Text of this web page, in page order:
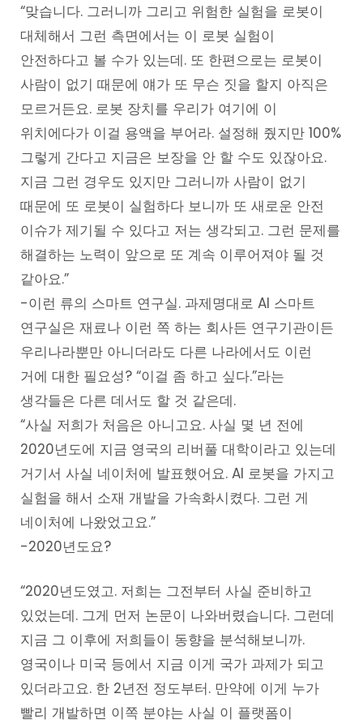
“맞습니다. 그러니까 그리고 위험한 실험을 로봇이
대체해서 그런 측면에서는 이 로봇 실험이
안전하다고 볼 수가 있는데. 또 한편으로는 로봇이
사람이 없기 때문에 얘가 또 무슨 짓을 할지 아직은
모르거든요. 로봇 장치를 우리가 여기에 이
위치에다가 이걸 용액을 부어라. 설정해 줬지만 100%
그렇게 간다고 지금은 보장을 안 할 수도 있잖아요.
지금 그런 경우도 있지만 그러니까 사람이 없기
때문에 또 로봇이 실험하다 보니까 또 새로운 안전
이슈가 제기될 수 있다고 저는 생각되고. 그런 문제를
해결하는 노력이 앞으로 또 계속 이루어져야 될 것
같아요.”
-이런 류의 스마트 연구실. 과제명대로 AI 스마트
연구실은 재료나 이런 쪽 하는 회사든 연구기관이든
우리나라뿐만 아니더라도 다른 나라에서도 이런
거에 대한 필요성? “이걸 좀 하고 싶다.”라는
생각들은 다른 데서도 할 것 같은데.
“사실 저희가 처음은 아니고요. 사실 몇 년 전에
2020년도에 지금 영국의 리버풀 대학이라고 있는데
거기서 사실 네이처에 발표했어요. AI 로봇을 가지고
실험을 해서 소재 개발을 가속화시켰다. 그런 게
네이처에 나왔었고요.”
-2020년도요?
“2020년도였고. 저희는 그전부터 사실 준비하고
있었는데. 그게 먼저 논문이 나와버렸습니다. 그런데
지금 그 이후에 저희들이 동향을 분석해보니까.
영국이나 미국 등에서 지금 이게 국가 과제가 되고
있더라고요. 한 2년전 정도부터. 만약에 이게 누가
빨리 개발하면 이쪽 분야는 사실 이 플랫폼이